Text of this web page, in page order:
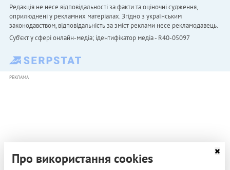
Редакція не несе відповідальності за факти та оціночні судження,
оприлюднені у рекламних матеріалах. Згідно з українським
законодавством, відповідальність за зміст реклами несе рекламодавець.
Cуб'єкт у сфері онлайн-медіа; ідентифікатор медіа - R40-05097
РЕКЛАМА
Про використання cookies